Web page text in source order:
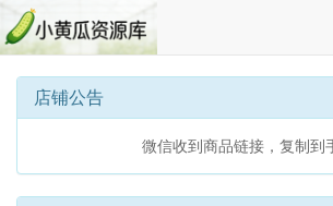
店铺公告
微信收到商品链接，复制到